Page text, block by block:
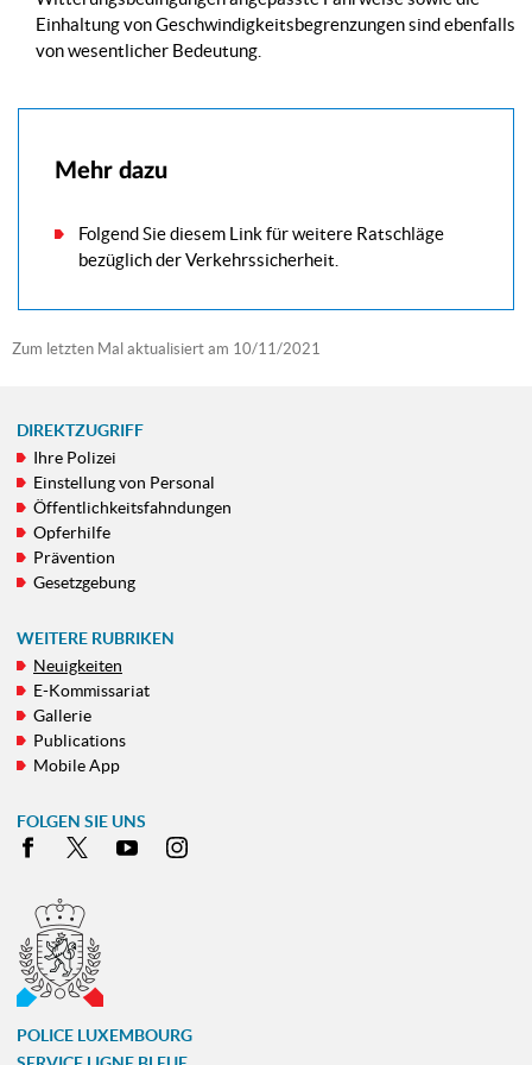
Einhaltung von Geschwindigkeitsbegrenzungen sind ebenfalls
von wesentlicher Bedeutung.
Mehr dazu
Folgend Sie diesem Link für weitere Ratschläge
bezüglich der Verkehrssicherheit.
Zum letzten Mal aktualisiert am 10/11/2021
NAVIGATIONSMENÜ
DIREKTZUGRIFF
Ihre Polizei
Einstellung von Personal
Öffentlichkeitsfahndungen
Opferhilfe
Prävention
Gesetzgebung
WEITERE RUBRIKEN
Neuigkeiten
E-Kommissariat
Gallerie
Publications
Mobile App
FOLGEN SIE UNS
Facebook
X Youtube
POLICE LUXEMBOURG